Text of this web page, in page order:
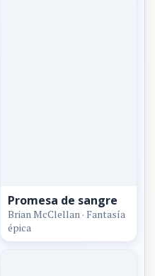
Promesa de sangre
Brian McClellan · Fantasía
épica